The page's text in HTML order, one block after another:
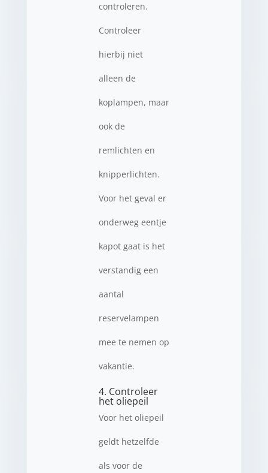
controleren.
Controleer
hierbij niet
alleen de
koplampen, maar
ook de
remlichten en
knipperlichten.
Voor het geval er
onderweg eentje
kapot gaat is het
verstandig een
aantal
reservelampen
mee te nemen op
vakantie.
4. Controleer
het oliepeil
Voor het oliepeil
geldt hetzelfde
als voor de